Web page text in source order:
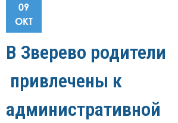
09
ОКТ
В Зверево родители
привлечены к
административной